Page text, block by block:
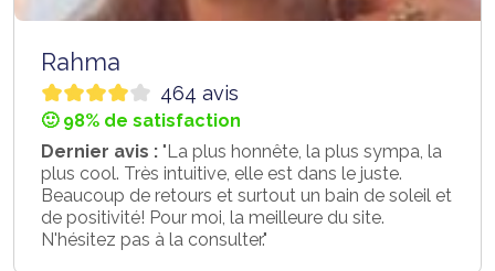
Rahma
464 avis
🙂 98% de satisfaction
Dernier avis : "La plus honnête, la plus sympa, la
plus cool. Très intuitive, elle est dans le juste.
Beaucoup de retours et surtout un bain de soleil et
de positivité! Pour moi, la meilleure du site.
N'hésitez pas à la consulter."